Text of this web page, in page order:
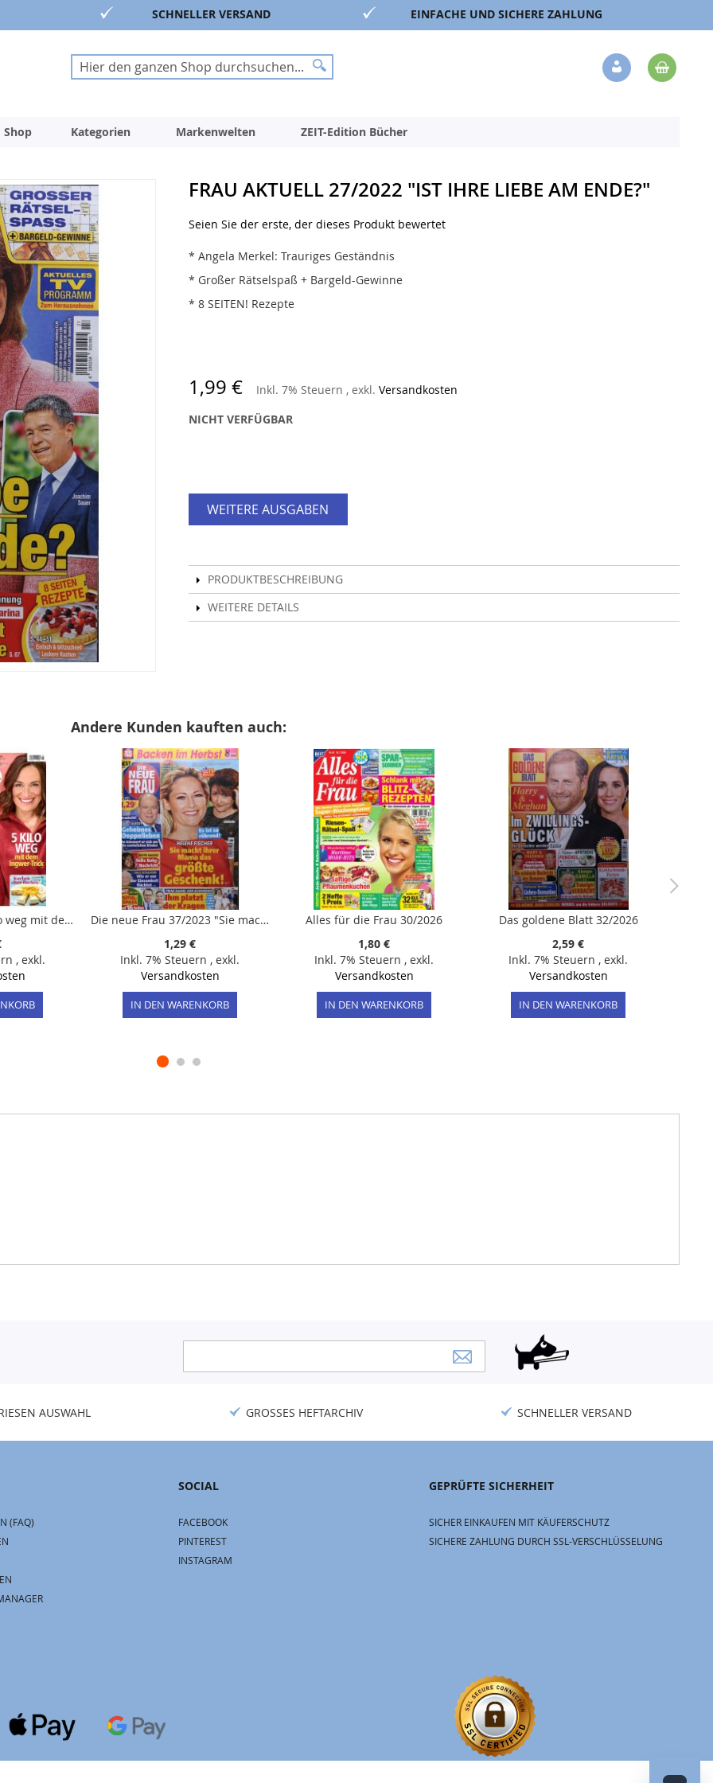
SCHNELLER VERSAND EINFACHE UND SICHERE ZAHLUNG
Suche
Suche
Veränderung
Shop Kategorien Markenwelten ZEIT-Edition Bücher
FRAU AKTUELL 27/2022 "IST IHRE LIEBE AM ENDE?"
Seien Sie der erste, der dieses Produkt bewertet
* Angela Merkel: Trauriges Geständnis
* Großer Rätselspaß + Bargeld-Gewinne
* 8 SEITEN! Rezepte
1,99 € Inkl. 7% Steuern , exkl. Versandkosten
NICHT VERFÜGBAR
WEITERE AUSGABEN
PRODUKTBESCHREIBUNG
WEITERE DETAILS
Andere Kunden kauften auch:
Tina 41/2024 "5 Kilo weg mit dem Ingwer-Trick"
, exkl.
Die neue Frau 37/2023 "Sie macht ihrer Mama das größte Geschenk!"
1,29 €
Inkl. 7% Steuern , exkl.
Versandkosten
IN DEN WARENKORB
Alles für die Frau 30/2026
1,80 €
Inkl. 7% Steuern , exkl.
Versandkosten
IN DEN WARENKORB
Das goldene Blatt 32/2026
2,59 €
Inkl. 7% Steuern , exkl.
Versandkosten
IN DEN WARENKORB
Newsletter:
AUSWAHL GROSSES HEFTARCHIV SCHNELLER VERSAND
(FAQ)
SOCIAL
FACEBOOK
PINTEREST
INSTAGRAM
GEPRÜFTE SICHERHEIT
SICHER EINKAUFEN MIT KÄUFERSCHUTZ
SICHERE ZAHLUNG DURCH SSL-VERSCHLÜSSELUNG